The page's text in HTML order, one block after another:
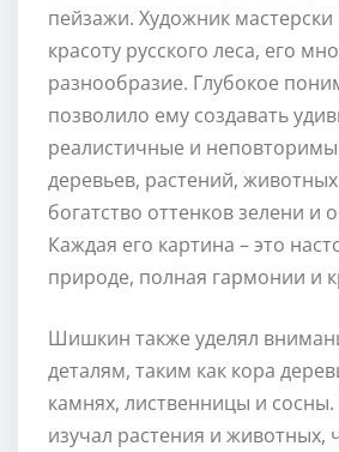
пейзажи. Художник мастерски
красоту русского леса, его
разнообразие. Глубокое
позволило ему создавать
реалистичные и
деревьев, растений,
богатство оттенков зелени и
Каждая его картина – это
природе, полная гармонии и
Шишкин также уделял
деталям, таким как кора
камнях, лиственницы и
изучал растения и животных,